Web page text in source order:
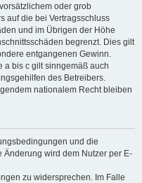
oder grob
auf die bei Vertragsschluss
und im Übrigen der Höhe
begrenzt. Dies gilt
entgangenen Gewinn.
a bis c gilt sinngemäß auch
des Betreibers.
nationalem Recht bleiben
und die
Änderung wird dem Nutzer per E-
zu widersprechen. Im Falle